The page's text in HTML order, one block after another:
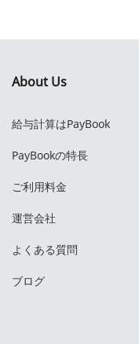
About Us
給与計算はPayBook
PayBookの特長
ご利用料金
運営会社
よくある質問
ブログ